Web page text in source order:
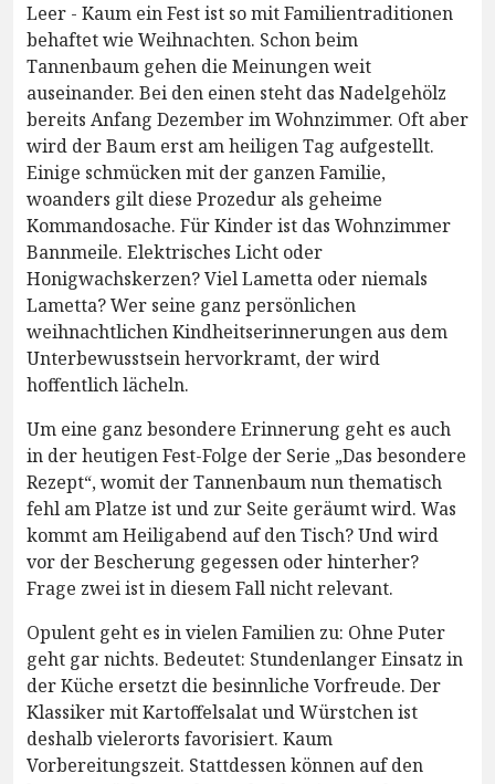
Leer - Kaum ein Fest ist so mit Familientraditionen
behaftet wie Weihnachten. Schon beim
Tannenbaum gehen die Meinungen weit
auseinander. Bei den einen steht das Nadelgehölz
bereits Anfang Dezember im Wohnzimmer. Oft aber
wird der Baum erst am heiligen Tag aufgestellt.
Einige schmücken mit der ganzen Familie,
woanders gilt diese Prozedur als geheime
Kommandosache. Für Kinder ist das Wohnzimmer
Bannmeile. Elektrisches Licht oder
Honigwachskerzen? Viel Lametta oder niemals
Lametta? Wer seine ganz persönlichen
weihnachtlichen Kindheitserinnerungen aus dem
Unterbewusstsein hervorkramt, der wird
hoffentlich lächeln.
Um eine ganz besondere Erinnerung geht es auch
in der heutigen Fest-Folge der Serie „Das besondere
Rezept“, womit der Tannenbaum nun thematisch
fehl am Platze ist und zur Seite geräumt wird. Was
kommt am Heiligabend auf den Tisch? Und wird
vor der Bescherung gegessen oder hinterher?
Frage zwei ist in diesem Fall nicht relevant.
Opulent geht es in vielen Familien zu: Ohne Puter
geht gar nichts. Bedeutet: Stundenlanger Einsatz in
der Küche ersetzt die besinnliche Vorfreude. Der
Klassiker mit Kartoffelsalat und Würstchen ist
deshalb vielerorts favorisiert. Kaum
Vorbereitungszeit. Stattdessen können auf den